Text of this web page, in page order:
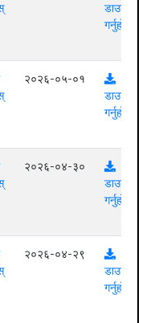
डाउनलोड
गर्नुहोस्
२०२६-०५-०१
डाउनलोड
गर्नुहोस्
२०२६-०४-३०
डाउनलोड
गर्नुहोस्
२०२६-०४-२९
डाउनलोड
गर्नुहोस्